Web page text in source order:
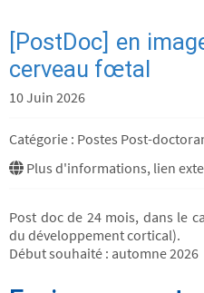
[PostDoc] en
cerveau fœtal
10 Juin 2026
Catégorie : Postes Post-
Plus d'informations, lien
Post doc de 24 mois, dans le
du développement cortical).
Début souhaité : automne 2026